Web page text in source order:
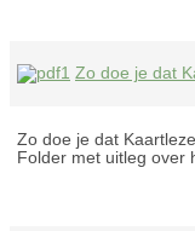
Zo doe je dat
Zo doe je dat
Folder met uitleg over